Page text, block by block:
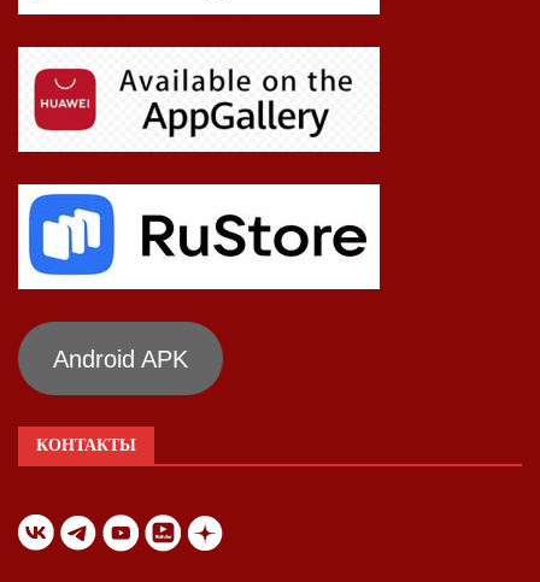
Android APK
КОНТАКТЫ